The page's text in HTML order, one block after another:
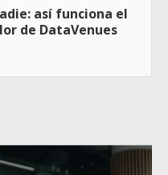
así funciona el
de DataVenues